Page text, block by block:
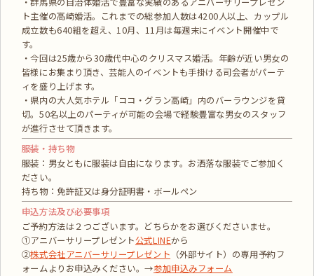
ト主催の高崎婚活。これまでの総参加人数は4200人以上、カップル
成立数も640組を超え、10月、11月は毎週末にイベント開催中で
す。
・今回は25歳から30歳代中心のクリスマス婚活。年齢が近い男女の
皆様にお集まり頂き、芸能人のイベントも手掛ける司会者がパーテ
ィを盛り上げます。
・県内の大人気ホテル「ココ・グラン高崎」内のバーラウンジを貸
切。50名以上のパーティが可能の会場で経験豊富な男女のスタッフ
が進行させて頂きます。
服装・持ち物
服装：男女ともに服装は自由になります。お洒落な服装でご参加く
ださい。
持ち物：免許証又は身分証明書・ボールペン
申込方法及び必要事項
ご予約方法は２つございます。どちらかをお選びくださいませ。
①アニバーサリープレゼント公式LINEから
②株式会社アニバーサリープレゼント （外部サイト）の専用予約フ
ォームよりお申込みください。→参加申込みフォーム